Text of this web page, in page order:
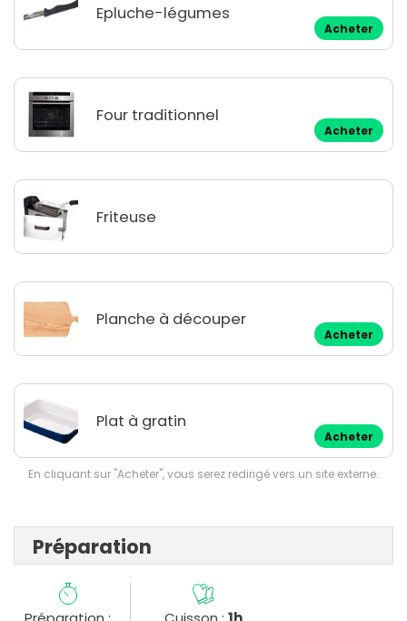
Epluche-légumes
Acheter
Four traditionnel
Acheter
Friteuse
Planche à découper
Acheter
Plat à gratin
Acheter
En cliquant sur "Acheter", vous serez redirigé vers un site externe.
Préparation